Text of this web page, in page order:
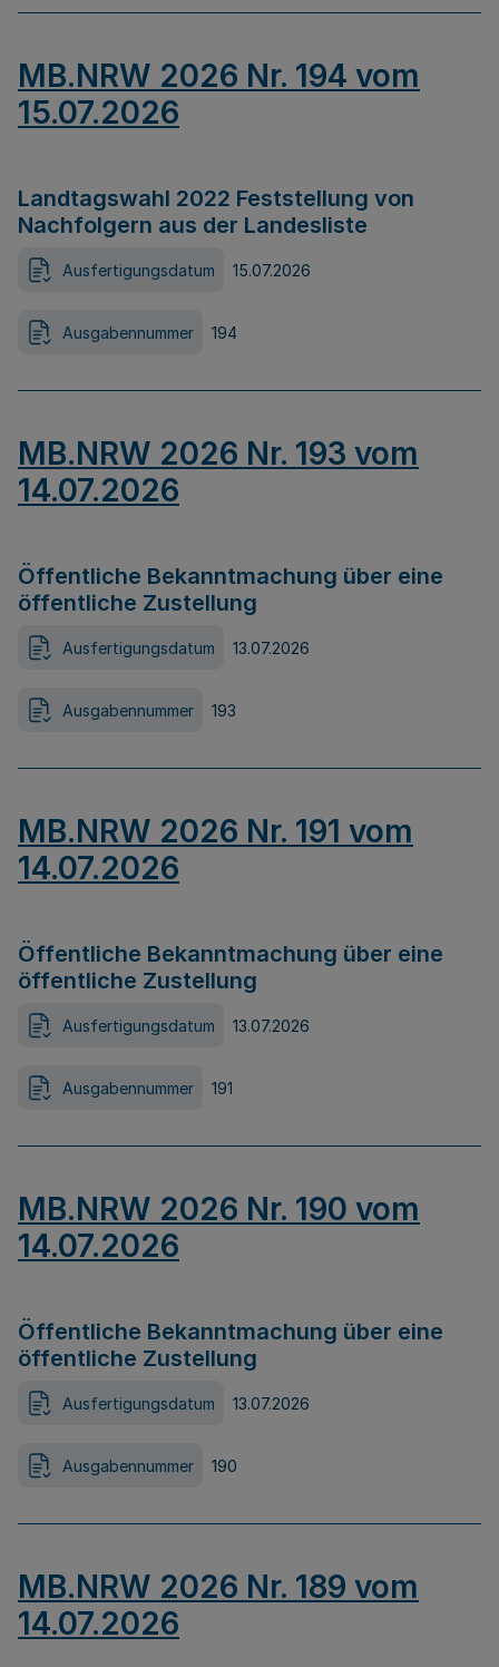
MB.NRW 2026 Nr. 194 vom
15.07.2026
Landtagswahl 2022 Feststellung von
Nachfolgern aus der Landesliste
Ausfertigungsdatum 15.07.2026
Ausgabennummer 194
MB.NRW 2026 Nr. 193 vom
14.07.2026
Öffentliche Bekanntmachung über eine
öffentliche Zustellung
Ausfertigungsdatum 13.07.2026
Ausgabennummer 193
MB.NRW 2026 Nr. 191 vom
14.07.2026
Öffentliche Bekanntmachung über eine
öffentliche Zustellung
Ausfertigungsdatum 13.07.2026
Ausgabennummer 191
MB.NRW 2026 Nr. 190 vom
14.07.2026
Öffentliche Bekanntmachung über eine
öffentliche Zustellung
Ausfertigungsdatum 13.07.2026
Ausgabennummer 190
MB.NRW 2026 Nr. 189 vom
14.07.2026